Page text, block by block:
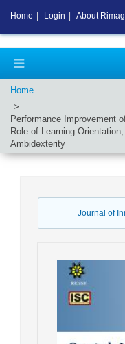
Home
Performance Improvement
Role of Learning
Ambidexterity
Journal of
Home Login About Rimag